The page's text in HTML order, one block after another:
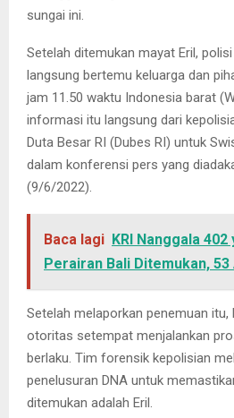
sungai ini.
Setelah ditemukan mayat Eril,
langsung bertemu keluarga dan
jam 11.50 waktu Indonesia barat
informasi itu langsung dari
Duta Besar RI (Dubes RI) untuk
dalam konferensi pers yang
(9/6/2022).
Baca lagi KRI Nanggala
Perairan Bali Ditemukan, 53
Setelah melaporkan penemuan itu,
otoritas setempat menjalankan
berlaku. Tim forensik kepolisian
penelusuran DNA untuk
ditemukan adalah Eril.